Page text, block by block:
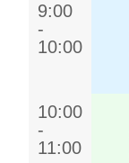
9:00
-
10:00
10:00
-
11:00